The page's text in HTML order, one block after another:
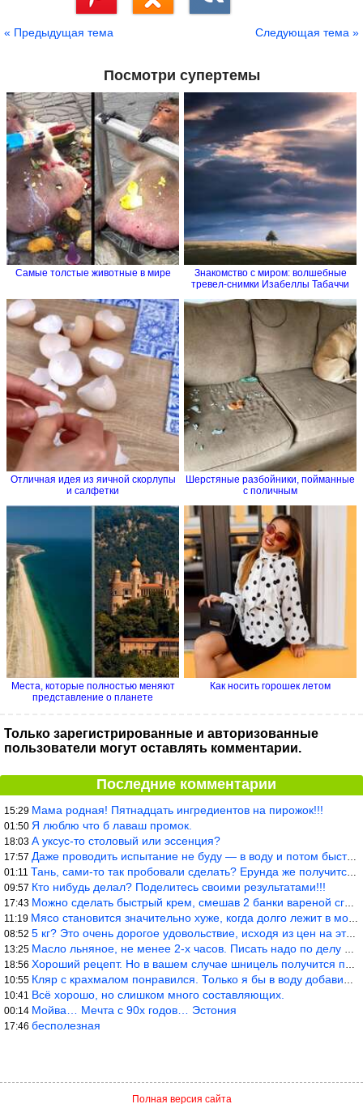
« Предыдущая тема Следующая тема »
Посмотри супертемы
Самые толстые животные в мире
Знакомство с миром: волшебные
тревел-снимки Изабеллы Табаччи
Отличная идея из яичной скорлупы
и салфетки
Шерстяные разбойники, пойманные
с поличным
Места, которые полностью меняют
представление о планете
Как носить горошек летом
Только зарегистрированные и авторизованные
пользователи могут оставлять комментарии.
Последние комментарии
15:29 Мама родная! Пятнадцать ингредиентов на пирожок!!!
01:50 Я люблю что б лаваш промок.
18:03 А уксус-то столовый или эссенция?
17:57 Даже проводить испытание не буду — в воду и потом быстро в раска
01:11 Тань, сами-то так пробовали сделать? Ерунда же получится. Нет, с
09:57 Кто нибудь делал? Поделитесь своими результатами!!!
17:43 Можно сделать быстрый крем, смешав 2 банки вареной сгущенки со с
11:19 Мясо становится значительно хуже, когда долго лежит в морозилке
08:52 5 кг? Это очень дорогое удовольствие, исходя из цен на эту ягоду
13:25 Масло льняное, не менее 2-х часов. Писать надо по делу и подробн
18:56 Хороший рецепт. Но в вашем случае шницель получится парено-варен
10:55 Кляр с крахмалом понравился. Только я бы в воду добавил бы молок
10:41 Всё хорошо, но слишком много составляющих.
00:14 Мойва… Мечта с 90х годов… Эстония
17:46 бесполезная
Полная версия сайта